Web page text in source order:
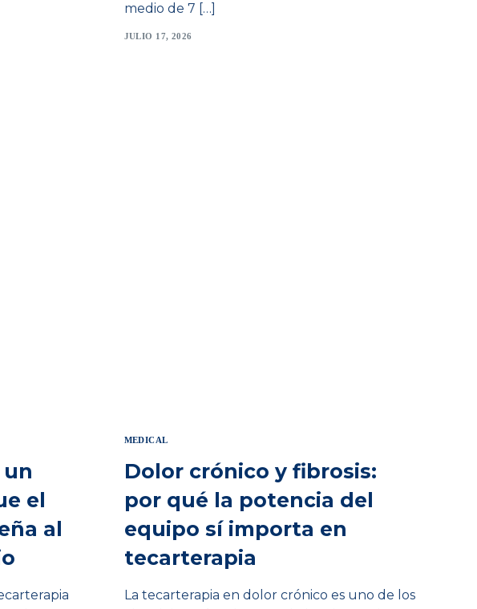
medio de 7 […]
JULIO 17, 2026
un
el
al
MEDICAL
Dolor crónico y fibrosis:
por qué la potencia del
equipo sí importa en
tecarterapia
La tecarterapia en dolor crónico es uno de los